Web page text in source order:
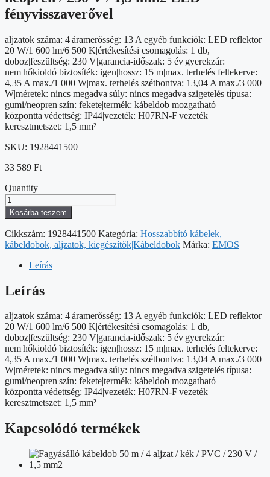
fényvisszaverővel
aljzatok száma: 4|áramerősség: 13 A|egyéb funkciók: LED reflektor
20 W/1 600 lm/6 500 K|értékesítési csomagolás: 1 db,
doboz|feszültség: 230 V|garancia-időszak: 5 év|gyerekzár:
nem|hőkioldó biztosíték: igen|hossz: 15 m|max. terhelés feltekerve:
4,35 A max./1 000 W|max. terhelés szétbontva: 13,04 A max./3 000
W|méretek: nincs megadva|súly: nincs megadva|szigetelés típusa:
gumi/neopren|szín: fekete|termék: kábeldob mozgatható
központta|védettség: IP44|vezeték: H07RN-F|vezeték
keresztmetszet: 1,5 mm²
SKU: 1928441500
33 589 Ft
Quantity
Kültéri
kábeldob
15
m
/
4
aljzat
gumi-
neoprén
230
V
/
1,5
mm2
LED
fényvisszaverővel
mennyiség
Kosárba teszem
Cikkszám: 1928441500 Kategória: Hosszabbító kábelek,
kábeldobok, aljzatok, kiegészítők|Kábeldobok Márka: EMOS
Leírás
Leírás
aljzatok száma: 4|áramerősség: 13 A|egyéb funkciók: LED reflektor
20 W/1 600 lm/6 500 K|értékesítési csomagolás: 1 db,
doboz|feszültség: 230 V|garancia-időszak: 5 év|gyerekzár:
nem|hőkioldó biztosíték: igen|hossz: 15 m|max. terhelés feltekerve:
4,35 A max./1 000 W|max. terhelés szétbontva: 13,04 A max./3 000
W|méretek: nincs megadva|súly: nincs megadva|szigetelés típusa:
gumi/neopren|szín: fekete|termék: kábeldob mozgatható
központta|védettség: IP44|vezeték: H07RN-F|vezeték
keresztmetszet: 1,5 mm²
Kapcsolódó termékek